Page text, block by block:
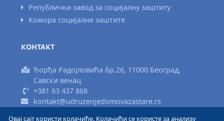
Републички завод за социјалну заштиту
Комора социјалне заштите
КОНТАКТ
Ђорђа Радојловића бр.26, 11000 Београд,
Савски венац
+381 63 437 868
kontakt@udruzenjedomovazastare.rs
Овај сајт користи колачиће. Колачићи се користе за анализу